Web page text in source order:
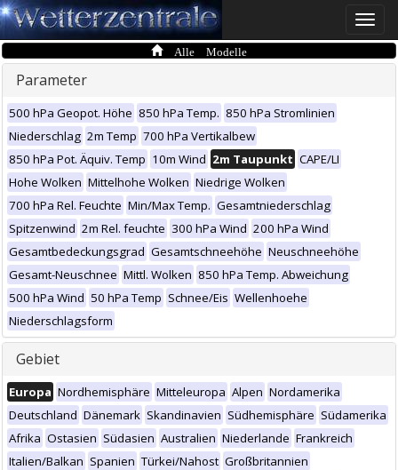
Toggle
Alle Modelle
Parameter
500 hPa Geopot. Höhe 850 hPa Temp. 850 hPa Stromlinien
Niederschlag 2m Temp 700 hPa Vertikalbew
850 hPa Pot. Äquiv. Temp 10m Wind 2m Taupunkt CAPE/LI
Hohe Wolken Mittelhohe Wolken Niedrige Wolken
700 hPa Rel. Feuchte Min/Max Temp. Gesamtniederschlag
Spitzenwind 2m Rel. feuchte 300 hPa Wind 200 hPa Wind
Gesamtbedeckungsgrad Gesamtschneehöhe Neuschneehöhe
Gesamt-Neuschnee Mittl. Wolken 850 hPa Temp. Abweichung
500 hPa Wind 50 hPa Temp Schnee/Eis Wellenhoehe
Niederschlagsform
Gebiet
Europa Nordhemisphäre Mitteleuropa Alpen Nordamerika
Deutschland Dänemark Skandinavien Südhemisphäre Südamerika
Afrika Ostasien Südasien Australien Niederlande Frankreich
Italien/Balkan Spanien Türkei/Nahost Großbritannien